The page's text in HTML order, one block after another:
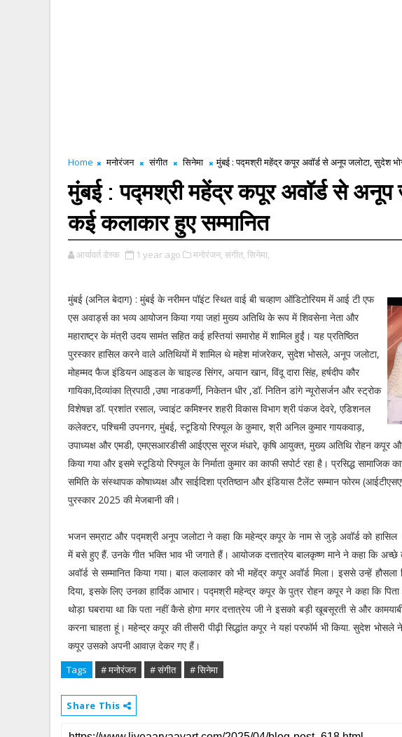
Home मनोरंजन संगीत सिनेमा मुंबई : पद्मश्री महेंद्र कपूर अवॉर्ड से अनूप जलोटा, सुदेश
मुंबई : पद्मश्री महेंद्र कपूर अवॉर्ड से
कई कलाकार हुए सम्मानित
आर्यावर्त डेस्क 1 year ago मनोरंजन, संगीत, सिनेमा,
मुंबई (अनिल बेदाग) : मुंबई के नरीमन पॉइंट स्थित वाई बी चव्हाण ऑडिटोरियम में आई टी एफ
एस अवार्ड्स का भव्य आयोजन किया गया जहां मुख्य अतिथि के रूप में शिवसेना नेता और
महाराष्ट्र के मंत्री उदय सामंत सहित कई हस्तियां समारोह में शामिल हुईं। यह प्रतिष्ठित
पुरस्कार हासिल करने वाले अतिथियों में शामिल थे महेश मांजरेकर, सुदेश भोसले, अनूप जलोटा,
मोहम्मद फैज इंडियन आइडल के चाइल्ड सिंगर, अयान खान, विंदू दारा सिंह, हर्षदीप कौर
गायिका,दिव्यांका त्रिपाठी ,उषा नाडकर्णी, निकेतन धीर ,डॉ. नितिन डांगे न्यूरोसर्जन और स्ट्रोक
विशेषज्ञ डॉ. प्रशांत रसाल, ज्वाइंट कमिश्नर शहरी विकास विभाग श्री पंकज देवरे, एडिशनल
कलेक्टर, पश्चिमी उपनगर, मुंबई, स्टूडियो रिफ्यूल के कुमार, श्री अनिल कुमार गायकवाड़,
उपाध्यक्ष और एमडी, एमएसआरडीसी आईएएस सूरज मंधारे, कृषि आयुक्त, मुख्य अतिथि रोहन कपूर और
किया गया और इसमे स्टूडियो रिफ्यूल के निर्माता कुमार का काफी सपोर्ट रहा है। प्रसिद्ध सामाजिक
समिति के संस्थापक कोषाध्यक्ष और साईदिशा प्रतिष्ठान और इंडियास टैलेंट सम्मान फोरम
पुरस्कार 2025 की मेजबानी की।
भजन सम्राट और पद्मश्री अनूप जलोटा ने कहा कि महेन्द्र कपूर के नाम से जुड़े अवॉर्ड को हासिल
में बसे हुए हैं. उनके गीत भक्ति भाव भी जगाते हैं। आयोजक दत्तात्रेय बालकृष्ण माने ने कहा कि अच्छे
अवॉर्ड से सम्मानित किया गया। बाल कलाकार को भी महेंद्र कपूर अवॉर्ड मिला। इससे उन्हें
दिया, इसके लिए उनका हार्दिक आभार। पद्मश्री महेन्द्र कपूर के पुत्र रोहन कपूर ने कहा कि
थोड़ा घबराया था कि पता नहीं कैसे होगा मगर दत्तात्रेय जी ने इसको बड़ी खूबसूरती से और
करना चाहता हूं। महेन्द्र कपूर की तीसरी पीढ़ी सिद्धांत कपूर ने यहां परफॉर्म भी किया. सुदेश
कपूर उसको अपनी आवाज़ देकर गए हैं।
Tags # मनोरंजन # संगीत # सिनेमा
Share This